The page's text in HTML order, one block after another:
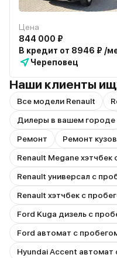
Цена
844 000 ₽
В кредит от 8946 ₽ /
Череповец
Наши клиенты
Все модели Renault
Дилеры в вашем городе
Ремонт
Ремонт
Renault Megane хэтчбек
Renault универсал с
Renault хэтчбек с
Ford Kuga дизель с
Ford автомат с
Hyundai Accent автомат